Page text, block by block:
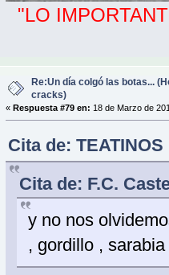
"LO
Re:Un día colgó las botas...
cracks)
«Respuesta #79 en: 18 de Marzo de
Cita de:
Cita de: F.C.
y no nos
, gordillo ,